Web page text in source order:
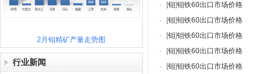
2月钼精矿产量走势图
行业新闻
· [钼]钼铁60出口市场价格
·
[钼]钼铁60出口市场价格
·
[钼]钼铁60出口市场价格
·
[钼]钼铁60出口市场价格
·
[钼]钼铁60出口市场价格